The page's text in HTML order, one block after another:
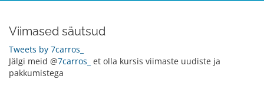
Viimased säutsud
Tweets by 7carros_
Jälgi meid @7carros_ et olla kursis viimaste uudiste ja
pakkumistega